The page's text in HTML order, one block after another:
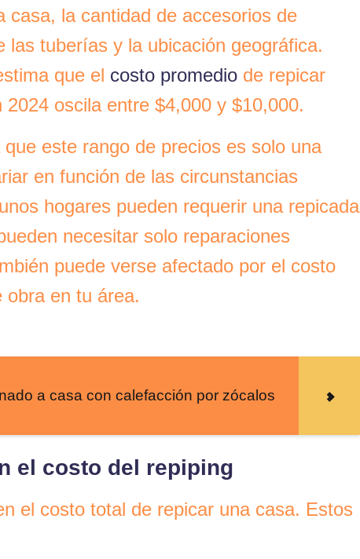
casa, la cantidad de accesorios de
las tuberías y la ubicación geográfica.
que el costo promedio de repicar
oscila entre $4,000 y $10,000.
que este rango de precios es solo una
en función de las circunstancias
hogares pueden requerir una repicada
necesitar solo reparaciones
puede verse afectado por el costo
obra en tu área.
a casa con calefacción por zócalos
el costo del repiping
el costo total de repicar una casa. Estos